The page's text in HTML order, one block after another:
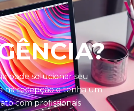
pode solucionar seu
na recepção e tenha um
com profissionais